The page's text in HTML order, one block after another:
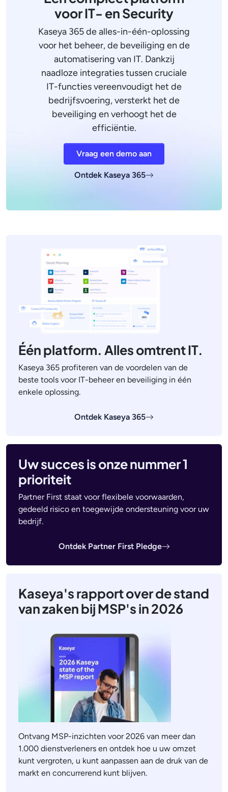
voor IT- en Security
Kaseya 365 de alles-in-één-oplossing
voor het beheer, de beveiliging en de
automatisering van IT. Dankzij
naadloze integraties tussen cruciale
IT-functies vereenvoudigt het de
bedrijfsvoering, versterkt het de
beveiliging en verhoogt het de
efficiëntie.
Vraag een demo aan
Ontdek Kaseya 365
Één platform. Alles omtrent IT.
Kaseya 365 profiteren van de voordelen van de
beste tools voor IT-beheer en beveiliging in één
enkele oplossing.
Ontdek Kaseya 365
Uw succes is onze nummer 1
prioriteit
Partner First staat voor flexibele voorwaarden,
gedeeld risico en toegewijde ondersteuning voor uw
bedrijf.
Ontdek Partner First Pledge
Kaseya's rapport over de stand
van zaken bij MSP's in 2026
Ontvang MSP-inzichten voor 2026 van meer dan
1.000 dienstverleners en ontdek hoe u uw omzet
kunt vergroten, u kunt aanpassen aan de druk van de
markt en concurrerend kunt blijven.